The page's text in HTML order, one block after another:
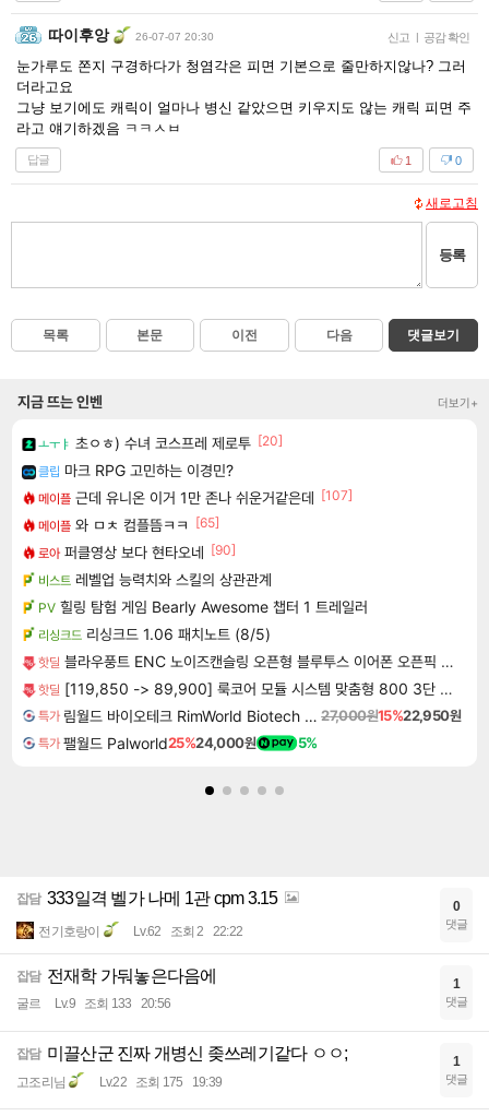
따이후앙 26-07-07 20:30 신고 | 공감 확인
눈가루도 쫀지 구경하다가 청염각은 피면 기본으로 줄만하지않나? 그러
더라고요
그냥 보기에도 캐릭이 얼마나 병신 같았으면 키우지도 않는 캐릭 피면 주
라고 얘기하겠음 ㅋㅋㅅㅂ
답글 0
1
새로고침
등록
목록 본문 이전 다음 댓글보기
지금 뜨는 인벤 더보기+
ㅗㅜㅑ 초ㅇㅎ) 수녀 코스프레 제로투 [20]
클립 마크 RPG 고민하는 이경민?
메이플 근데 유니온 이거 1만 존나 쉬운거같은데 [107]
메이플 와 ㅁㅊ 컴플뜸ㅋㅋ
[65]
로아 퍼클영상 보다 현타오네 [90]
비스트 레벨업 능력치와 스킬의 상관관계
PV 힐링 탐험 게임 Bearly Awesome 챕터 1 트레일러
리싱크드 리싱크드 1.06 패치노트 (8/5)
핫딜 블라우풍트 ENC 노이즈캔슬링 오픈형 블루투스 이어폰 오픈픽 BLP-OE383
핫딜 [119,850 -> 89,900] 룩코어 모듈 시스템 맞춤형 800 3단 서랍 옷장
특가 림월드 바이오테크 RimWorld Biotech DLC 27,000원15%22,950원
특가 팰월드 Palworld25%24,000원 5%
잡담 333일격 벨가 나메 1관 cpm 3.15
전기호랑이 Lv.62 조회 2 22:22
0
댓글
잡담 전재학 가둬놓은다음에
굴르 Lv.9 조회 133 20:56
1
댓글
잡담 미끌산군 진짜 개병신 좆쓰레기같다 ㅇㅇ;
고조리님 Lv.22 조회 175 19:39
1
댓글